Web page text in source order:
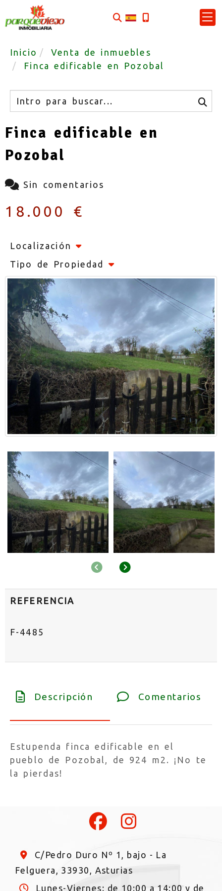
Inicio
Venta de inmuebles
Finca edificable en Pozobal
Buscar
Finca edificable en
Pozobal
Sin comentarios
18.000 €
Localización
Tipo de Propiedad
AnteriorSiguiente
REFERENCIA
F-4485
Descripción Comentarios
Estupenda finca edificable en el
pueblo de Pozobal, de 924 m2. ¡No te
la pierdas!
C/Pedro Duro Nº 1, bajo - La
Felguera, 33930, Asturias
Lunes-Viernes: de 10:00 a 14:00 y de